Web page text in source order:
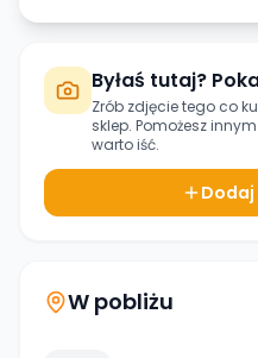
Byłaś tutaj?
Zrób zdjęcie tego co
sklep. Pomożesz
warto iść.
Dodaj
W pobliżu